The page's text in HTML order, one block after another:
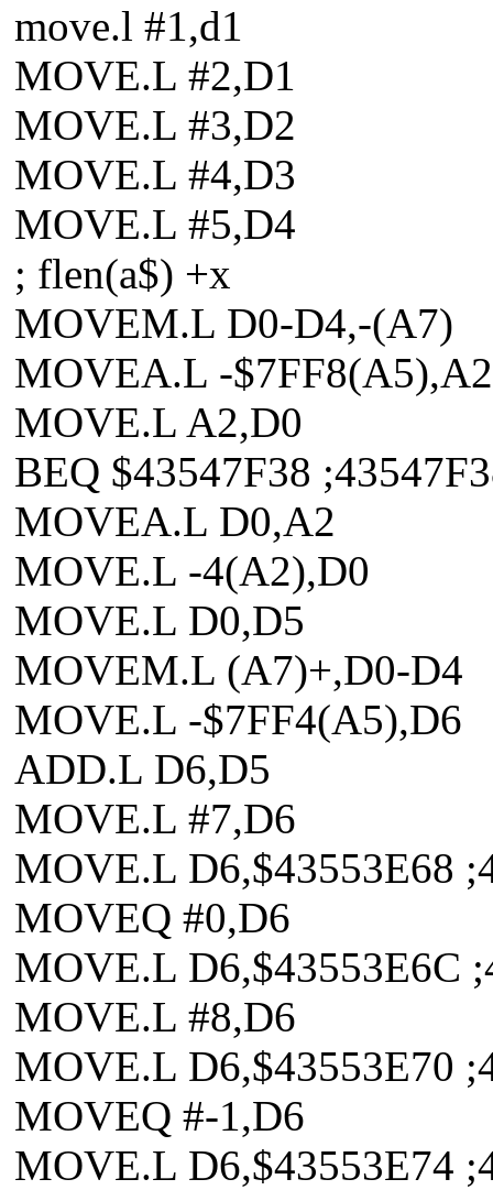
move.l #1,d1
MOVE.L #2,D1
MOVE.L #3,D2
MOVE.L #4,D3
MOVE.L #5,D4
; flen(a$) +x
MOVEM.L D0-D4,-(A7)
MOVEA.L -$7FF8(A5),A2
MOVE.L A2,D0
BEQ $43547F38
MOVEA.L D0,A2
MOVE.L -4(A2),D0
MOVE.L D0,D5
MOVEM.L (A7)+,D0-D4
MOVE.L -$7FF4(A5),D6
ADD.L D6,D5
MOVE.L #7,D6
MOVE.L D6,$43553E68
MOVEQ #0,D6
MOVE.L D6,$43553E6C
MOVE.L #8,D6
MOVE.L D6,$43553E70
MOVEQ #-1,D6
MOVE.L D6,$43553E74